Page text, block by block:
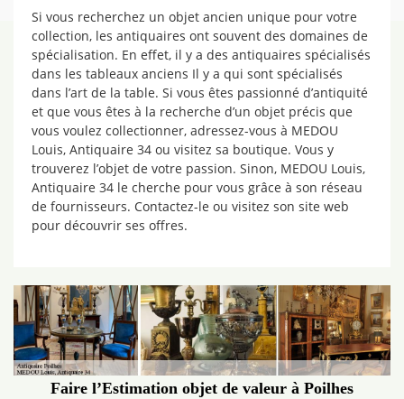
Si vous recherchez un objet ancien unique pour votre
collection, les antiquaires ont souvent des domaines de
spécialisation. En effet, il y a des antiquaires spécialisés
dans les tableaux anciens Il y a qui sont spécialisés
dans l’art de la table. Si vous êtes passionné d’antiquité
et que vous êtes à la recherche d’un objet précis que
vous voulez collectionner, adressez-vous à MEDOU
Louis, Antiquaire 34 ou visitez sa boutique. Vous y
trouverez l’objet de votre passion. Sinon, MEDOU Louis,
Antiquaire 34 le cherche pour vous grâce à son réseau
de fournisseurs. Contactez-le ou visitez son site web
pour découvrir ses offres.
Faire l’Estimation objet de valeur à Poilhes